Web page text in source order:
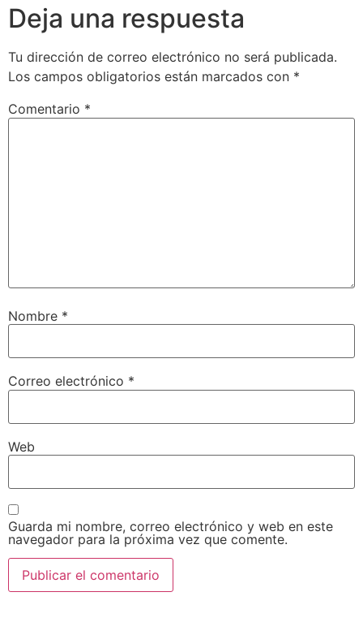
Deja una respuesta
Tu dirección de correo electrónico no será publicada.
Los campos obligatorios están marcados con *
Comentario *
Nombre *
Correo electrónico *
Web
Guarda mi nombre, correo electrónico y web en este
navegador para la próxima vez que comente.